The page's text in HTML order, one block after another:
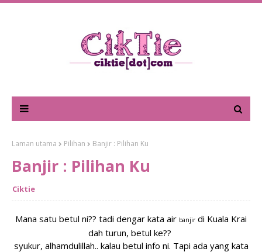
Laman utama Pilihan Banjir : Pilihan Ku
Banjir : Pilihan Ku
Ciktie
Mana satu betul ni?? tadi dengar kata air banjirdi Kuala Krai
dah turun, betul ke??
syukur, alhamdulillah.. kalau betul info ni. Tapi ada yang kata